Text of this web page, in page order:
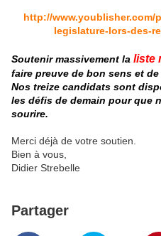
http://www.youblisher.com/
legislature-lors-des-
Soutenir massivement la liste
faire preuve de bon sens et
Nos treize candidats sont
les défis de demain pour que
sourire.
Merci déjà de votre soutien.
Bien à vous,
Didier Strebelle
Partager